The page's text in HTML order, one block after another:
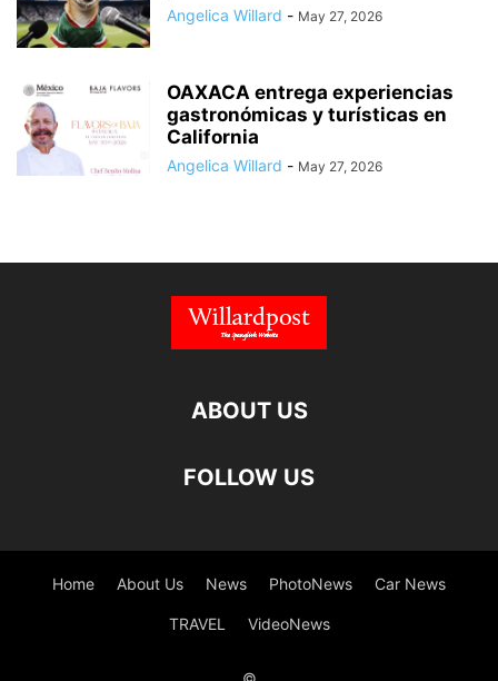
Angelica Willard - May 27, 2026
OAXACA entrega experiencias
gastronómicas y turísticas en
California
Angelica Willard - May 27, 2026
ABOUT US
FOLLOW US
Home About Us News PhotoNews Car News
TRAVEL VideoNews